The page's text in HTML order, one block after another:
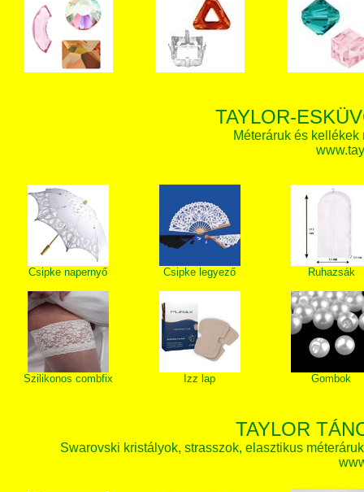
TAYLOR-
Méteráruk és
Csipke napernyő Csipke legyező Ruhazsák
Szilikonos combfix Izz lap Gombok
TAYLOR
Swarovski kristályok, strasszok, elasztikus